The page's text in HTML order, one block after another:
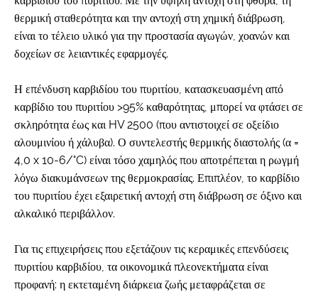
θερμική σταθερότητα και την αντοχή στη χημική διάβρωση,
είναι το τέλειο υλικό για την προστασία αγωγών, χοανών και
δοχείων σε λειαντικές εφαρμογές.
Η επένδυση καρβιδίου του πυριτίου, κατασκευασμένη από
καρβίδιο του πυριτίου >95% καθαρότητας, μπορεί να φτάσει σε
σκληρότητα έως και HV 2500 (που αντιστοιχεί σε οξείδιο
αλουμινίου ή χάλυβα). Ο συντελεστής θερμικής διαστολής (α =
4,0 x 10-6/°C) είναι τόσο χαμηλός που αποτρέπεται η ρωγμή
λόγω διακυμάνσεων της θερμοκρασίας. Επιπλέον, το καρβίδιο
του πυριτίου έχει εξαιρετική αντοχή στη διάβρωση σε όξινο και
αλκαλικό περιβάλλον.
Για τις επιχειρήσεις που εξετάζουν τις κεραμικές επενδύσεις
πυριτίου καρβιδίου, τα οικονομικά πλεονεκτήματα είναι
προφανή: η εκτεταμένη διάρκεια ζωής μεταφράζεται σε